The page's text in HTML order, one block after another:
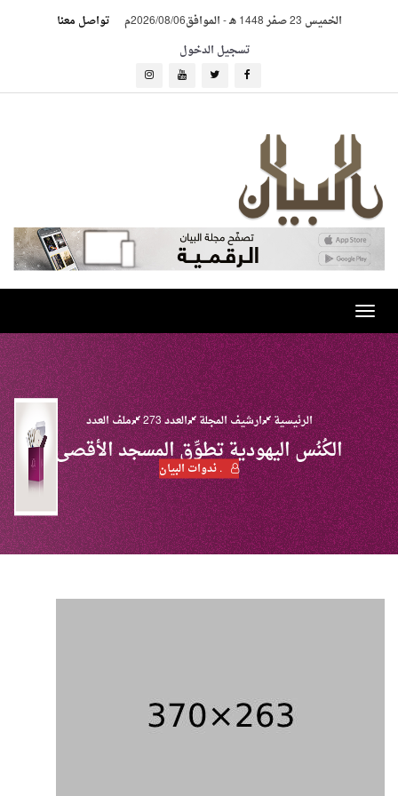
الخميس 23 صفر 1448 هـ -الموافق2026/08/06م
تواصل معنا
تسجيل الدخول
Toggle
navigation
الرئيسية ارشيف المجلة العدد 273 ملف العدد
الكُنُس اليهودية تطوِّق المسجد الأقصى
. ندوات البيان